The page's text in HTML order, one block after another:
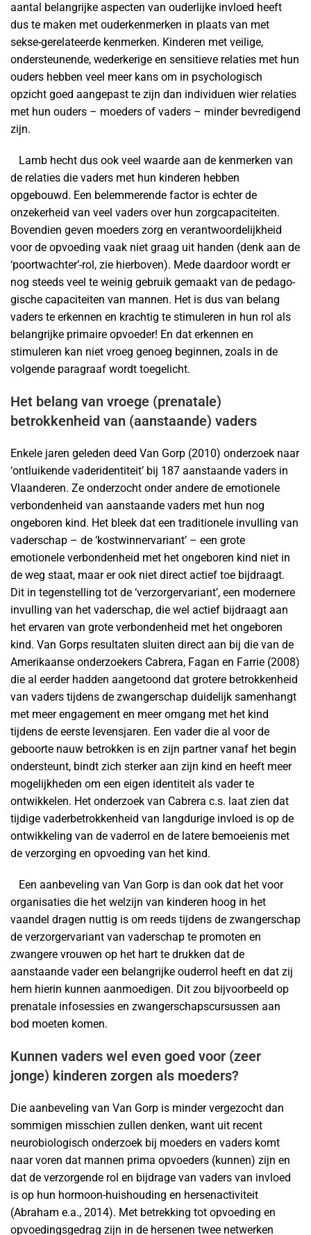
aantal belangrijke aspecten van ouderlijke invloed heeft
dus te maken met ouderkenmerken in plaats van met
sekse-gerelateerde kenmerken. Kinderen met veilige,
ondersteunende, wederkerige en sensitieve relaties met hun
ouders hebben veel meer kans om in psychologisch
opzicht goed aangepast te zijn dan individuen wier relaties
met hun ouders – moeders of vaders – minder bevredigend
zijn.
Lamb hecht dus ook veel waarde aan de kenmerken van
de relaties die vaders met hun kinderen hebben
opgebouwd. Een belemmerende factor is echter de
onzekerheid van veel vaders over hun zorgcapaciteiten.
Bovendien geven moeders zorg en verantwoordelijkheid
voor de opvoeding vaak niet graag uit handen (denk aan de
‘poortwachter’-rol, zie hierboven). Mede daardoor wordt er
nog steeds veel te weinig gebruik gemaakt van de pedago-
gische capaciteiten van mannen. Het is dus van belang
vaders te erkennen en krachtig te stimuleren in hun rol als
belangrijke primaire opvoeder! En dat erkennen en
stimuleren kan niet vroeg genoeg beginnen, zoals in de
volgende paragraaf wordt toegelicht.
Het belang van vroege (prenatale)
betrokkenheid van (aanstaande) vaders
Enkele jaren geleden deed Van Gorp (2010) onderzoek naar
‘ontluikende vaderidentiteit’ bij 187 aanstaande vaders in
Vlaanderen. Ze onderzocht onder andere de emotionele
verbondenheid van aanstaande vaders met hun nog
ongeboren kind. Het bleek dat een traditionele invulling van
vaderschap – de ‘kostwinnervariant’ – een grote
emotionele verbondenheid met het ongeboren kind niet in
de weg staat, maar er ook niet direct actief toe bijdraagt.
Dit in tegenstelling tot de ‘verzorgervariant’, een modernere
invulling van het vaderschap, die wel actief bijdraagt aan
het ervaren van grote verbondenheid met het ongeboren
kind. Van Gorps resultaten sluiten direct aan bij die van de
Amerikaanse onderzoekers Cabrera, Fagan en Farrie (2008)
die al eerder hadden aangetoond dat grotere betrokkenheid
van vaders tijdens de zwangerschap duidelijk samenhangt
met meer engagement en meer omgang met het kind
tijdens de eerste levensjaren. Een vader die al voor de
geboorte nauw betrokken is en zijn partner vanaf het begin
ondersteunt, bindt zich sterker aan zijn kind en heeft meer
mogelijkheden om een eigen identiteit als vader te
ontwikkelen. Het onderzoek van Cabrera c.s. laat zien dat
tijdige vaderbetrokkenheid van langdurige invloed is op de
ontwikkeling van de vaderrol en de latere bemoeienis met
de verzorging en opvoeding van het kind.
Een aanbeveling van Van Gorp is dan ook dat het voor
organisaties die het welzijn van kinderen hoog in het
vaandel dragen nuttig is om reeds tijdens de zwangerschap
de verzorgervariant van vaderschap te promoten en
zwangere vrouwen op het hart te drukken dat de
aanstaande vader een belangrijke ouderrol heeft en dat zij
hem hierin kunnen aanmoedigen. Dit zou bijvoorbeeld op
prenatale infosessies en zwangerschapscursussen aan
bod moeten komen.
Kunnen vaders wel even goed voor (zeer
jonge) kinderen zorgen als moeders?
Die aanbeveling van Van Gorp is minder vergezocht dan
sommigen misschien zullen denken, want uit recent
neurobiologisch onderzoek bij moeders en vaders komt
naar voren dat mannen prima opvoeders (kunnen) zijn en
dat de verzorgende rol en bijdrage van vaders van invloed
is op hun hormoon-huishouding en hersenactiviteit
(Abraham e.a., 2014). Met betrekking tot opvoeding en
opvoedingsgedrag zijn in de hersenen twee netwerken